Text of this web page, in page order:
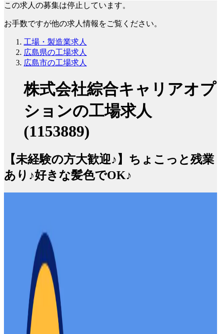
この求人の募集は停止しています。
お手数ですが他の求人情報をご覧ください。
工場・製造業求人
広島県の工場求人
広島市の工場求人
株式会社綜合キャリアオプ
ションの工場求人
(1153889)
【未経験の方大歓迎♪】ちょこっと残業
あり♪好きな髪色でOK♪